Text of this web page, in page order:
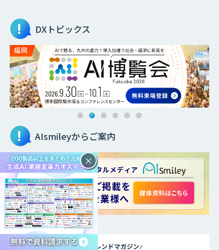
DXトピックス
AIsmileyからご案内
DXトレンドマガジン
×